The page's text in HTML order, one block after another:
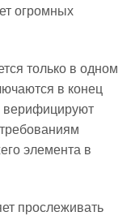
огромных
только в одном
в конец
верифицируют
элемента в
прослеживать